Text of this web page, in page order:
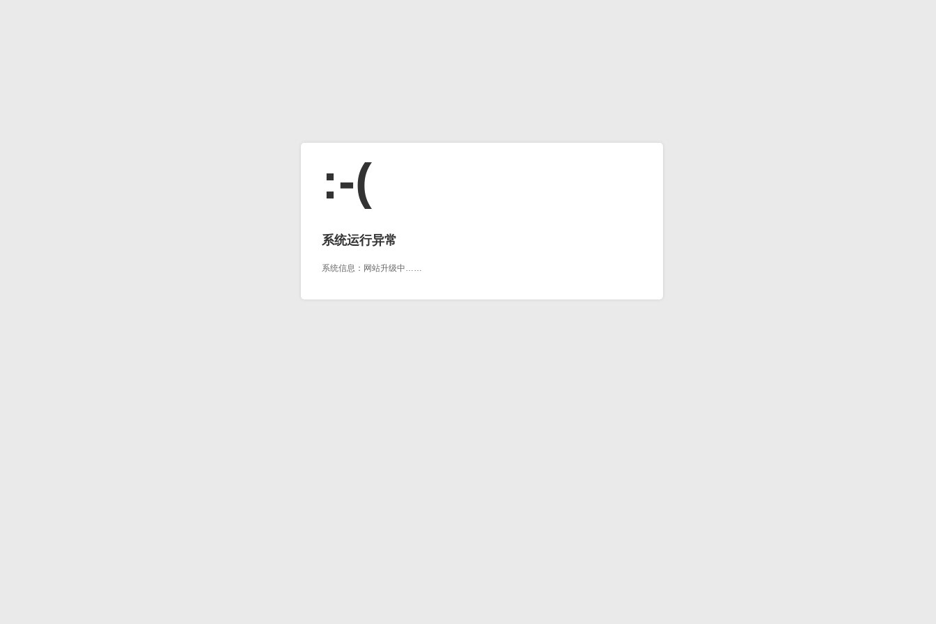
:-(
系统运行异常
系统信息：网站升级中……